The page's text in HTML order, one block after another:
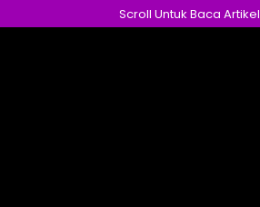
ke
Scroll Untuk Baca Artikel